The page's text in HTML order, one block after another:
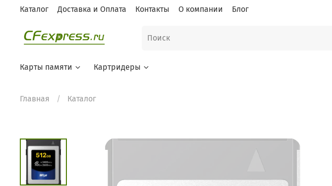
Каталог Доставка и Оплата Контакты О компании Блог
Карты памяти Картридеры
Главная Каталог